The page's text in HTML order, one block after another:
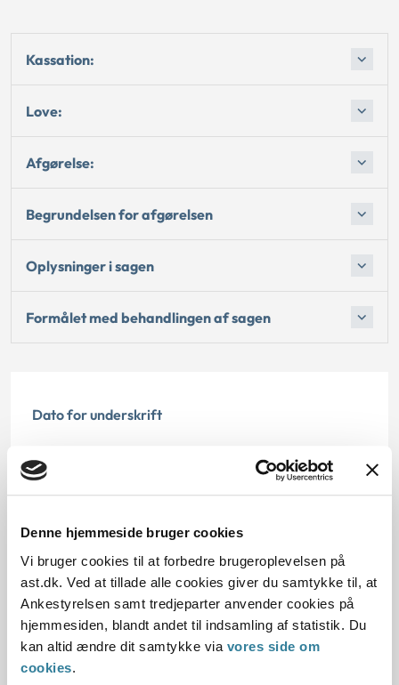
Denne hjemmeside bruger cookies
Vi bruger cookies til at forbedre brugeroplevelsen på
ast.dk. Ved at tillade alle cookies giver du samtykke til, at
Ankestyrelsen samt tredjeparter anvender cookies på
hjemmesiden, blandt andet til indsamling af statistik. Du
kan altid ændre dit samtykke via vores side om
cookies.
Kassation:
Love:
Afgørelse:
Begrundelsen for afgørelsen
Oplysninger i sagen
Formålet med behandlingen af sagen
Dato for underskrift
Offentliggørelsesdato
11.07.2013
Paragraf
§ 41 § 83 § 100
Journalnummer